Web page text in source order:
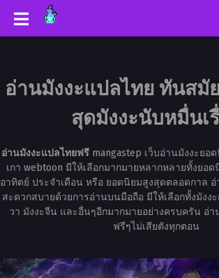
อ่านมังงะแปลไทย ทันสมั
สุดมังงะนับหมื่นเ
อ่านมังงะแปลไทยฟรีmangastep เว็บอ่านมังงะยอ
เกา webtoon มีให้เลือกมากมายหลากหลายทั้งยอ
อาทิตย์ ประจำเดือน หรือ ยอดนิยมสูงสุดตลอดกาล อ่
สะดวกสบายด้วยการอ่านบนมือถือ มีให้เลือกทั้งมังง
วา มังงะจีน และอื่นๆอีกมากมายอย่างครบครัน อ่า
ฟรีๆไม่เสียตังทุกตอน